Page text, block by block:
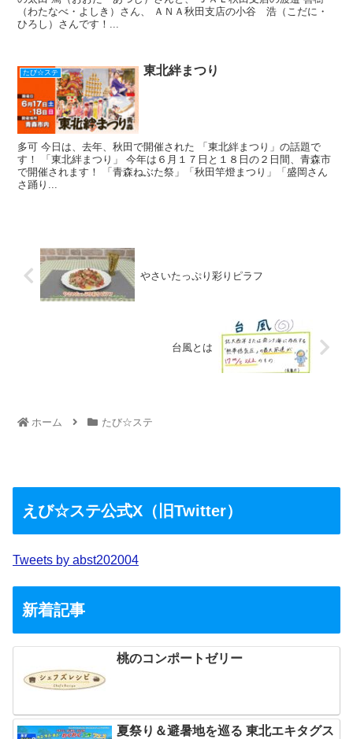
（わたなべ・よしき）さん、 ＡＮＡ秋田支店の小谷 浩（こだに・
ひろし）さんです！...
たび☆ステ 東北絆まつり
多可 今日は、去年、秋田で開催された 「東北絆まつり」の話題で
す！ 「東北絆まつり」 今年は６月１７日と１８日の２日間、青森市
で開催されます！ 「青森ねぶた祭」「秋田竿燈まつり」「盛岡さん
さ踊り...
やさいたっぷり彩りピラフ
台風とは
ホーム たび☆ステ
えび☆ステ公式X（旧Twitter）
Tweets by abst202004
新着記事
桃のコンポートゼリー
夏祭り＆避暑地を巡る 東北エキタグス